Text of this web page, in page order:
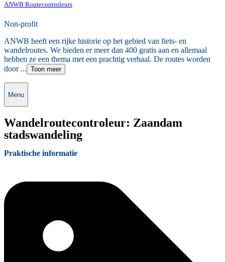
ANWB Routecontroleurs
Non-profit
ANWB heeft een rijke historie op het gebied van fiets- en
wandelroutes. We bieden er meer dan 400 gratis aan en allemaal
hebben ze een thema met een prachtig verhaal. De routes worden
door ... Toon meer
Menu
Wandelroutecontroleur: Zaandam
stadswandeling
Praktische informatie